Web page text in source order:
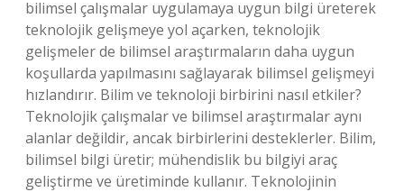
bilimsel çalışmalar uygulamaya uygun bilgi üreterek
teknolojik gelişmeye yol açarken, teknolojik
gelişmeler de bilimsel araştırmaların daha uygun
koşullarda yapılmasını sağlayarak bilimsel gelişmeyi
hızlandırır. Bilim ve teknoloji birbirini nasıl etkiler?
Teknolojik çalışmalar ve bilimsel araştırmalar aynı
alanlar değildir, ancak birbirlerini desteklerler. Bilim,
bilimsel bilgi üretir; mühendislik bu bilgiyi araç
geliştirme ve üretiminde kullanır. Teknolojinin